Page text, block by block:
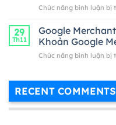
Chức năng bình luận bị
29
Th11
Google
Khoản Google
Chức năng bình luận bị
RECENT COMMENTS